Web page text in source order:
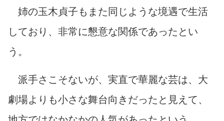
姉の玉木貞子もまた同じような境遇で生活
しており、非常に懇意な関係であったとい
う。
派手さこそないが、実直で華麗な芸は、大
劇場よりも小さな舞台向きだったと見えて、